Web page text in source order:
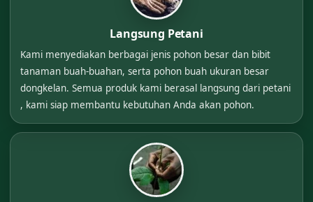
Langsung Petani
Kami menyediakan berbagai jenis pohon besar dan bibit
tanaman buah-buahan, serta pohon buah ukuran besar
dongkelan. Semua produk kami berasal langsung dari petani
, kami siap membantu kebutuhan Anda akan pohon.